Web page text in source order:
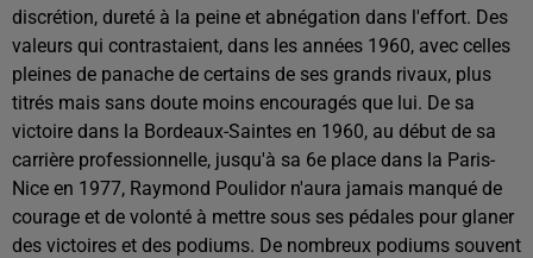
discrétion, dureté à la peine et abnégation dans l'effort. Des
valeurs qui contrastaient, dans les années 1960, avec celles
pleines de panache de certains de ses grands rivaux, plus
titrés mais sans doute moins encouragés que lui. De sa
victoire dans la Bordeaux-Saintes en 1960, au début de sa
carrière professionnelle, jusqu'à sa 6e place dans la Paris-
Nice en 1977, Raymond Poulidor n'aura jamais manqué de
courage et de volonté à mettre sous ses pédales pour glaner
des victoires et des podiums. De nombreux podiums souvent